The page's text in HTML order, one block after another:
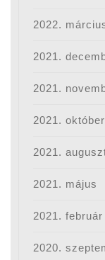
2022.
2021.
2021.
2021. október
2021.
2021. május
2021. február
2020.